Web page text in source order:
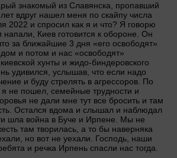
знакомый из Славянска, пропавший
вдруг нашел меня по скайпу числа
2022 и спросил как я и что? Я говорю
Киев готовится к обороне. Он
за ближайшие 3 дня «его освободят»
и потом и нас «освободят»
хунты и жидо-биндеровского
удивился, услышав, что если надо
и буду стрелять в агрессоров. По
я не пошел, семейные трудности и
не дали мне тут все бросить и там
Остался вдома и слышал и наблюдал
шла война в Буче и Ирпене. Мы не
там творилась, а то бы наверняка
но вот не уехали. Господь, наши
и речка Ирпень спасли нас тогда.